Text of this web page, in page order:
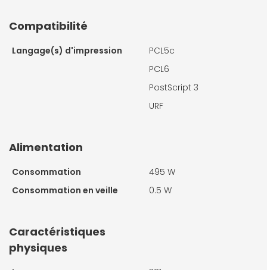
Compatibilité
Langage(s) d'impression
PCL5c
PCL6
PostScript 3
URF
Alimentation
Consommation
495 W
Consommation en veille
0.5 W
Caractéristiques
physiques